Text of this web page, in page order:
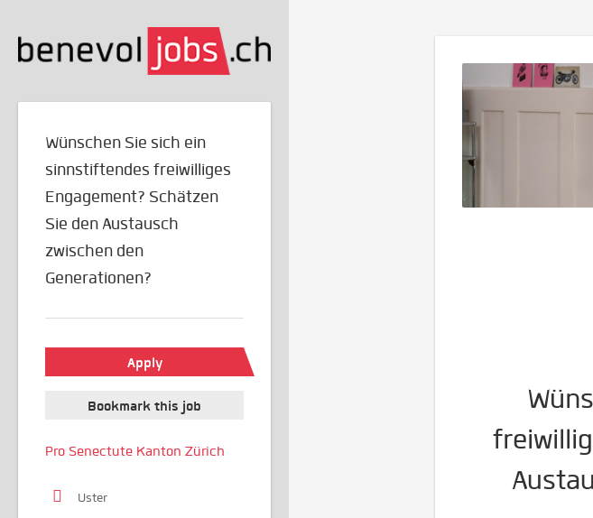
Wünschen Sie sich ein
sinnstiftendes freiwilliges
Engagement? Schätzen
Sie den Austausch
zwischen den
Generationen?
Apply
Bookmark this job
Pro Senectute Kanton Zürich
Uster